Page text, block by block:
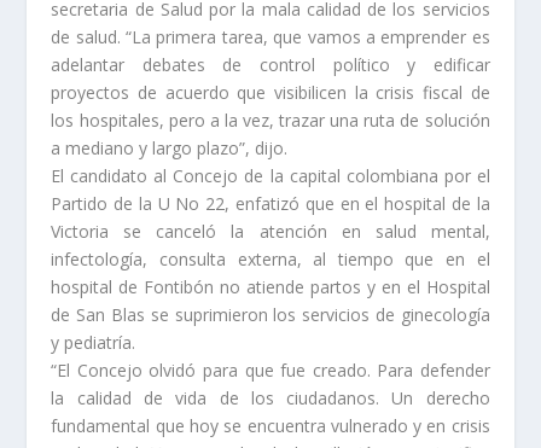
secretaria de Salud por la mala calidad de los servicios
de salud. “La primera tarea, que vamos a emprender es
adelantar debates de control político y edificar
proyectos de acuerdo que visibilicen la crisis fiscal de
los hospitales, pero a la vez, trazar una ruta de solución
a mediano y largo plazo”, dijo.
El candidato al Concejo de la capital colombiana por el
Partido de la U No 22, enfatizó que en el hospital de la
Victoria se canceló la atención en salud mental,
infectología, consulta externa, al tiempo que en el
hospital de Fontibón no atiende partos y en el Hospital
de San Blas se suprimieron los servicios de ginecología
y pediatría.
“El Concejo olvidó para que fue creado. Para defender
la calidad de vida de los ciudadanos. Un derecho
fundamental que hoy se encuentra vulnerado y en crisis